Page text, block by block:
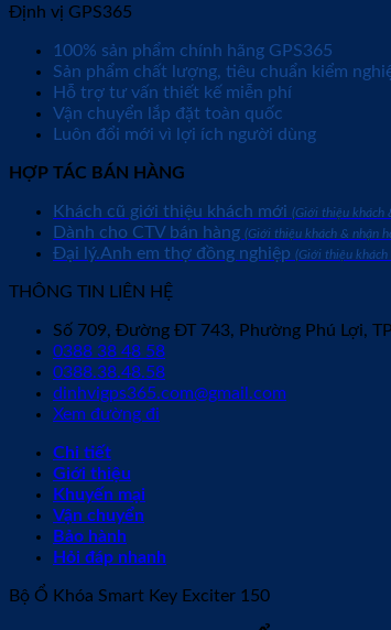
Định vị GPS365
100% sản phẩm chính hãng GPS365
Sản phẩm chất lượng, tiêu chuẩn kiểm
Hỗ trợ tư vấn thiết kế miễn phí
Vận chuyển lắp đặt toàn quốc
Luôn đổi mới vì lợi ích người dùng
HỢP TÁC BÁN HÀNG
Khách cũ giới thiệu khách mới (Giới thiệu khách
Dành cho CTV bán hàng (Giới thiệu khách & nhận
Đại lý.Anh em thợ đồng nghiệp (Giới thiệu khách
THÔNG TIN LIÊN HỆ
Số 709, Đường ĐT 743, Phường Phú Lợi,
0388 38 48 58
0388.38.48.58
dinhvigps365.com@gmail.com
Xem đường đi
Chi tiết
Giới thiệu
Khuyến mại
Vận chuyển
Bảo hành
Hỏi đáp nhanh
Bộ Ổ Khóa Smart Key Exciter 150